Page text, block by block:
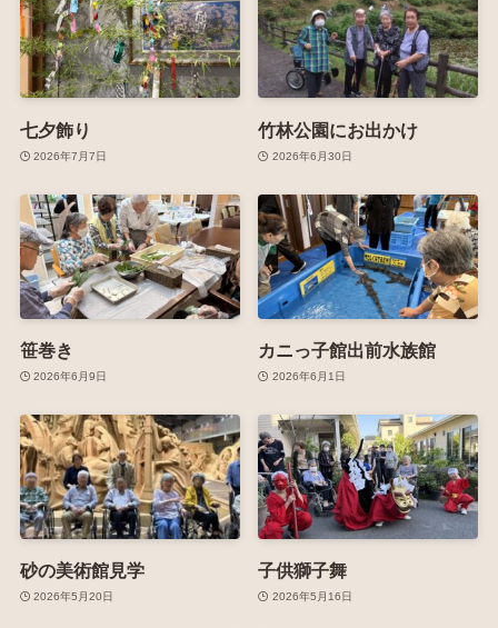
七夕飾り
2026年7月7日
竹林公園にお出かけ
2026年6月30日
笹巻き
2026年6月9日
カニっ子館出前水族館
2026年6月1日
砂の美術館見学
2026年5月20日
子供獅子舞
2026年5月16日